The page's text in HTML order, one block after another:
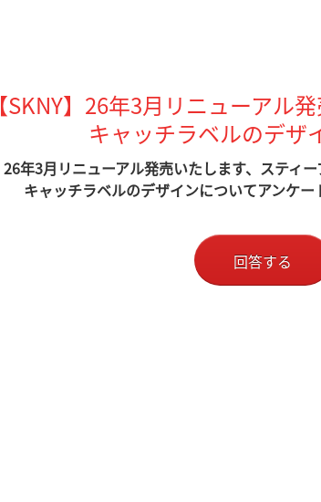
【SKNY】26年3月リニューアル
キャッチラベルのデザ
26年3月リニューアル発売いたします、スティ
キャッチラベルのデザインについてアンケー
回答する